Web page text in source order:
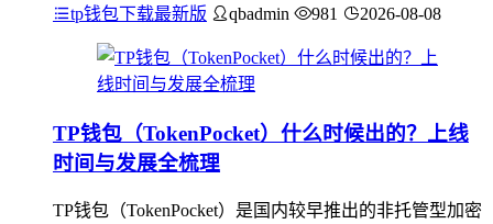
tp钱包下载最新版 qbadmin 981 2026-08-08
TP钱包（TokenPocket）什么时候出的？上线
时间与发展全梳理
TP钱包（TokenPocket）是国内较早推出的非托管型加密